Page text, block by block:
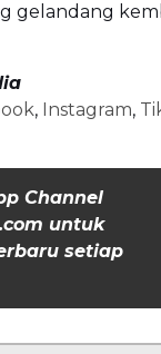
gelandang
, Instagram,
Channel
untuk
setiap